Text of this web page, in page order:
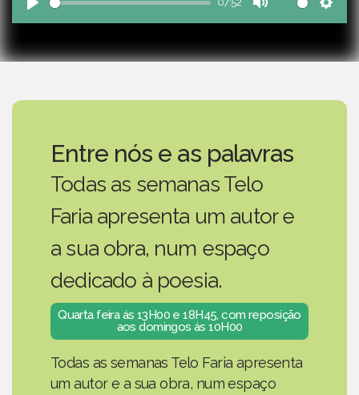
Play Mute
Entre nós e as palavras
Todas as semanas Telo
Faria apresenta um autor e
a sua obra, num espaço
dedicado à poesia.
Quarta feira ás 13H00 e 18H45, com reposição
aos domingos ás 10H00
Todas as semanas Telo Faria apresenta
um autor e a sua obra, num espaço